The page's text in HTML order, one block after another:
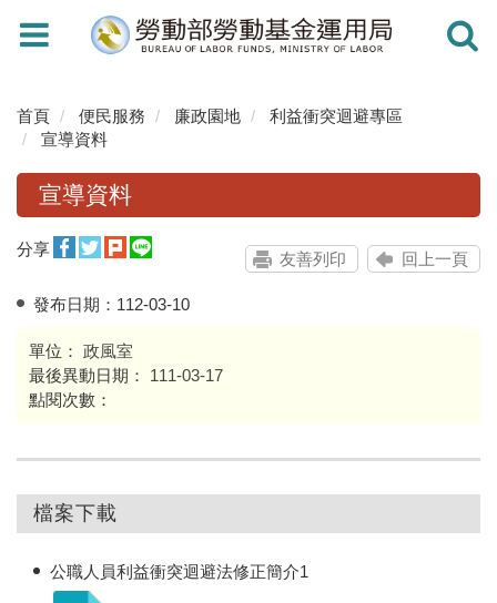
Toggle
navigation
Toggle
首頁 便民服務 廉政園地
利益衝突迴避專區
宣導資料
宣導資料
分享
友善列印 回上一頁
發布日期： 112-03-10
單位： 政風室
最後異動日期：
111-03-17
點閱次數：
檔案下載
公職人員利益衝突迴避法修正簡介1